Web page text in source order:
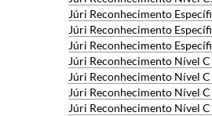
Júri Reconhecimento
Júri Reconhecimento
Júri Reconhecimento
Júri Reconhecimento Nível
Júri Reconhecimento Nível
Júri Reconhecimento Nível
Júri Reconhecimento Nível